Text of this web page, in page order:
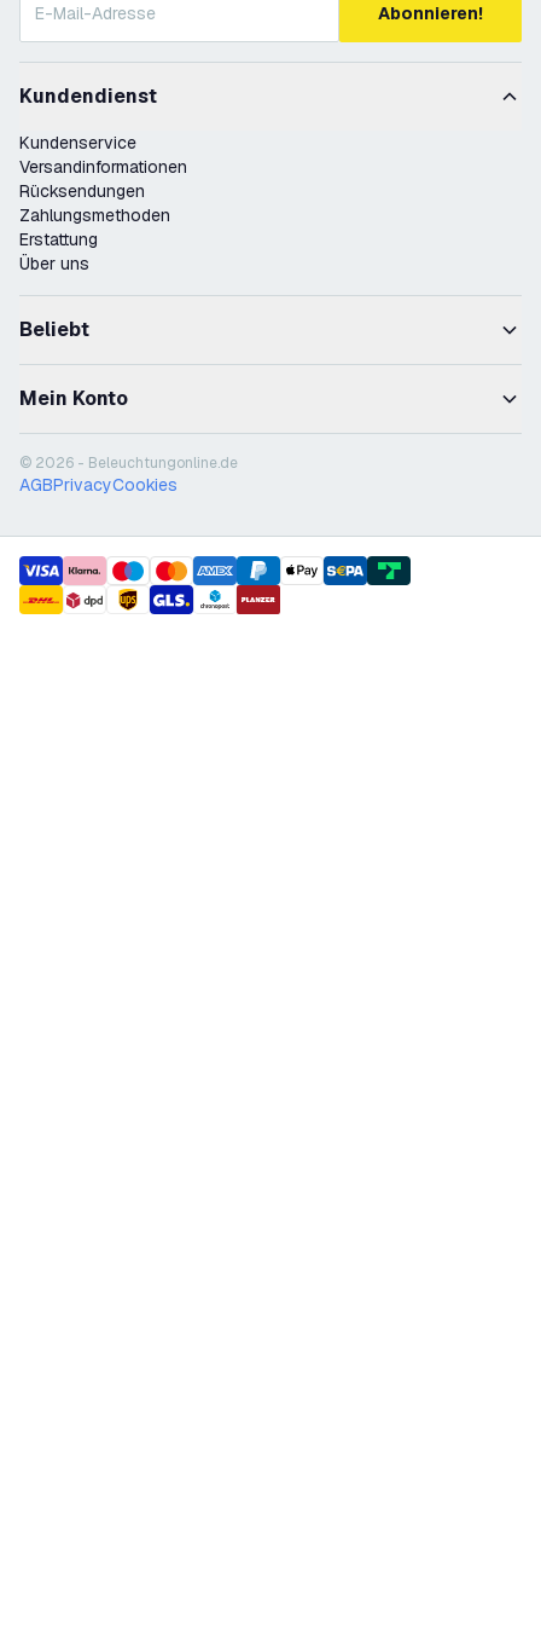
Abonnieren!
Kundendienst
Kundenservice
Versandinformationen
Rücksendungen
Zahlungsmethoden
Erstattung
Über uns
Beliebt
Mein Konto
© 2026 - Beleuchtungonline.de
AGBPrivacyCookies
payment methods
shipment methods